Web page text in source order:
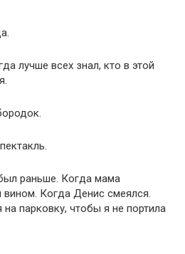
лучше всех знал, кто в этой
раньше. Когда мама
вином. Когда Денис смеялся.
парковку, чтобы я не портила